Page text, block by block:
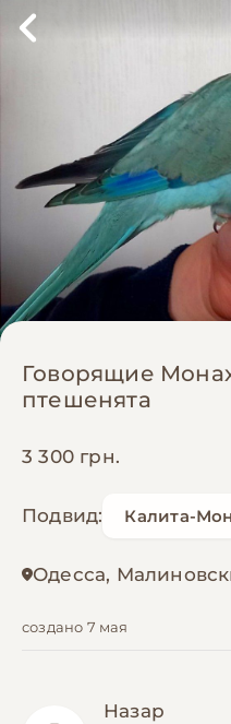
Говорящие
птешенята
3 300 грн.
Подвид: Калита-
Одесса,
создано 7 мая
Назар